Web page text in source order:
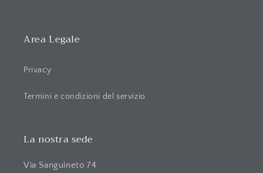
Area Legale
Privacy
Termini e condizioni del servizio
La nostra sede
Via Sanguineto 74